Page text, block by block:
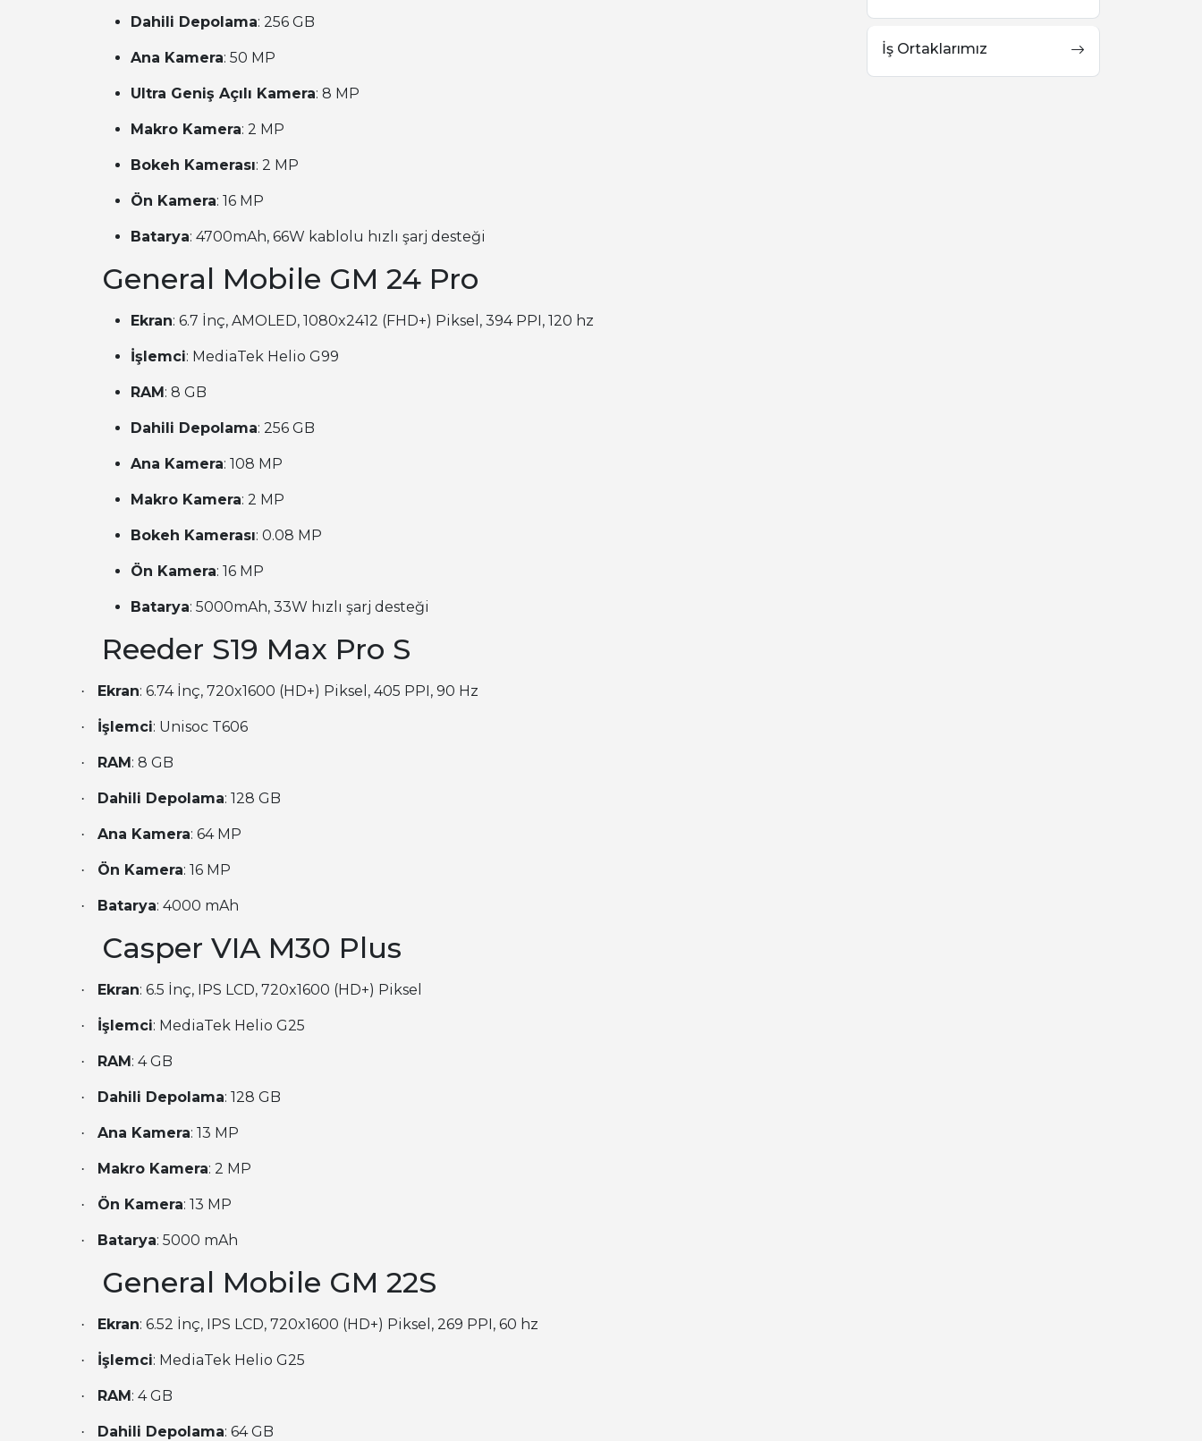
Dahili Depolama: 256 GB
Ana Kamera: 50 MP
Ultra Geniş Açılı Kamera: 8 MP
Makro Kamera: 2 MP
Bokeh Kamerası: 2 MP
Ön Kamera: 16 MP
Batarya: 4700mAh, 66W kablolu hızlı şarj desteği
General Mobile GM 24 Pro
Ekran: 6.7 İnç, AMOLED, 1080x2412 (FHD+) Piksel, 394 PPI, 120 hz
İşlemci: MediaTek Helio G99
RAM: 8 GB
Dahili Depolama: 256 GB
Ana Kamera: 108 MP
Makro Kamera: 2 MP
Bokeh Kamerası: 0.08 MP
Ön Kamera: 16 MP
Batarya: 5000mAh, 33W hızlı şarj desteği
Reeder S19 Max Pro S
· Ekran: 6.74 İnç, 720x1600 (HD+) Piksel, 405 PPI, 90 Hz
· İşlemci: Unisoc T606
· RAM: 8 GB
· Dahili Depolama: 128 GB
· Ana Kamera: 64 MP
· Ön Kamera: 16 MP
· Batarya: 4000 mAh
Casper VIA M30 Plus
· Ekran: 6.5 İnç, IPS LCD, 720x1600 (HD+) Piksel
· İşlemci: MediaTek Helio G25
· RAM: 4 GB
· Dahili Depolama: 128 GB
· Ana Kamera: 13 MP
· Makro Kamera: 2 MP
· Ön Kamera: 13 MP
· Batarya: 5000 mAh
General Mobile GM 22S
· Ekran: 6.52 İnç, IPS LCD, 720x1600 (HD+) Piksel, 269 PPI, 60 hz
· İşlemci: MediaTek Helio G25
· RAM: 4 GB
· Dahili Depolama: 64 GB
İş Ortaklarımız